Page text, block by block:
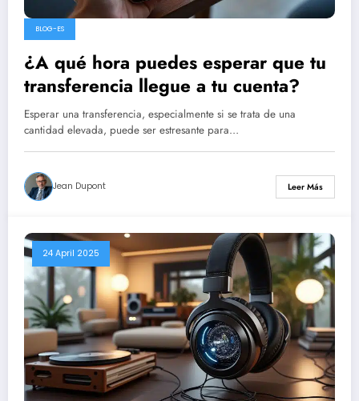
BLOG-ES
¿A qué hora puedes esperar que tu
transferencia llegue a tu cuenta?
Esperar una transferencia, especialmente si se trata de una
cantidad elevada, puede ser estresante para…
Jean Dupont Leer Más
24 April 2025